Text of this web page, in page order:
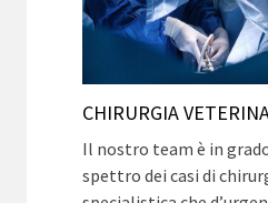
CHIRURGIA
Il nostro team è in
spettro dei casi di